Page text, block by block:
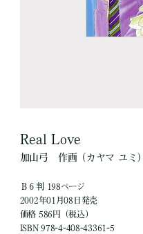
Real Love
加山弓 作画 （カヤマ ユミ）
Ｂ６判 198ページ
2002年01月08日発売
価格 586円（税込）
ISBN 978-4-408-43361-5